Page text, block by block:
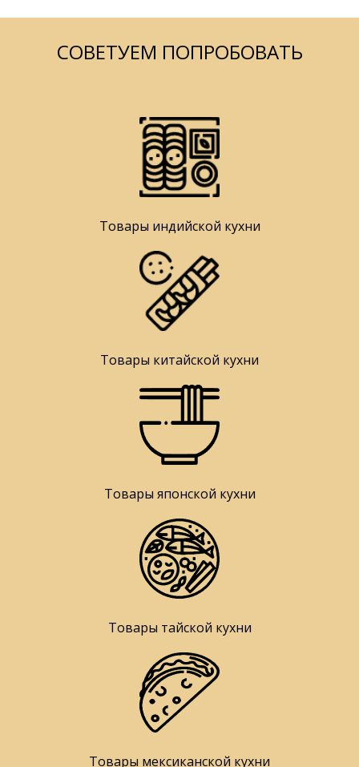
СОВЕТУЕМ ПОПРОБОВАТЬ
Товары индийской кухни
Товары китайской кухни
Товары японской кухни
Товары тайской кухни
Товары мексиканской кухни